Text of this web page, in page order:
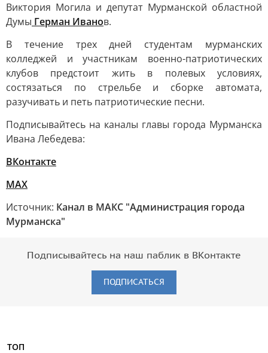
Виктория Могила и депутат Мурманской областной
Думы Герман Иванов.
В течение трех дней студентам мурманских
колледжей и участникам военно-патриотических
клубов предстоит жить в полевых условиях,
состязаться по стрельбе и сборке автомата,
разучивать и петь патриотические песни.
Подписывайтесь на каналы главы города Мурманска
Ивана Лебедева:
ВКонтакте
MAX
Источник: Канал в МАКС "Администрация города
Мурманска"
Подписывайтесь на наш паблик в ВКонтакте
ПОДПИСАТЬСЯ
ТОП